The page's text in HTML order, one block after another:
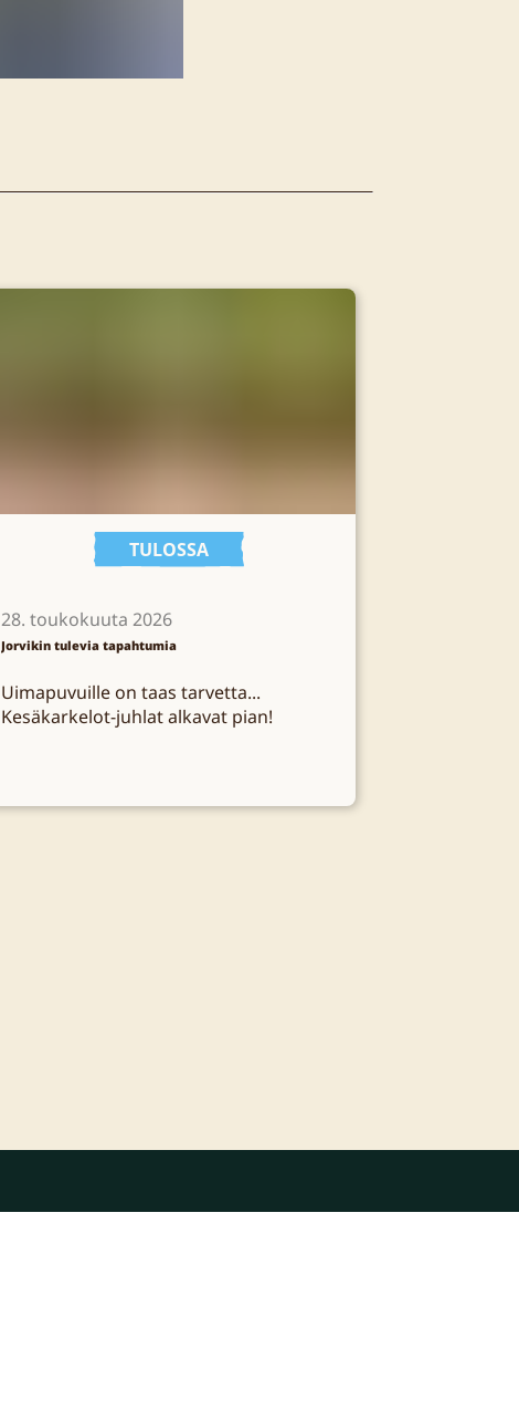
TULOSSA
28. toukokuuta 2026
Jorvikin tulevia tapahtumia
Uimapuvuille on taas tarvetta...
Kesäkarkelot-juhlat alkavat pian!